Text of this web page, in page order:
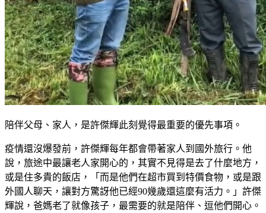
陪伴父母、家人，是許傑輝此刻覺得最重要的優先事項。
疫情還沒爆發前，許傑輝每年都會帶著家人到國外旅行。他
說，旅途中最讓老人家開心的，其實不見得是去了什麼地方，
或是住多貴的飯店，「而是他們在超市買到特價食物，或是跟
外國人聊天，讓對方驚訝他已經90幾歲還這麼有活力。」許傑
輝說，爸媽老了就像孩子，最需要的就是陪伴、逗他們開心。